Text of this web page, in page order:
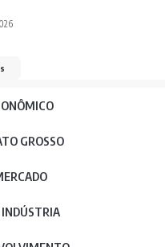
GROSSO
INDÚSTRIA